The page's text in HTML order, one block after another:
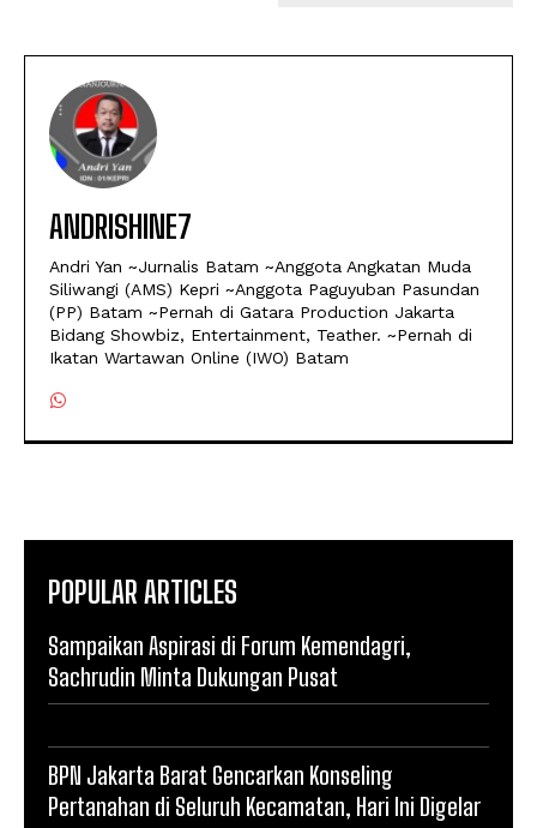
ANDRISHINE7
Andri Yan ~Jurnalis Batam ~Anggota Angkatan Muda
Siliwangi (AMS) Kepri ~Anggota Paguyuban Pasundan
(PP) Batam ~Pernah di Gatara Production Jakarta
Bidang Showbiz, Entertainment, Teather. ~Pernah di
Ikatan Wartawan Online (IWO) Batam
POPULAR ARTICLES
Sampaikan Aspirasi di Forum Kemendagri,
Sachrudin Minta Dukungan Pusat
BPN Jakarta Barat Gencarkan Konseling
Pertanahan di Seluruh Kecamatan, Hari Ini Digelar